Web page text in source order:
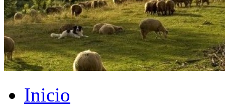
Inicio